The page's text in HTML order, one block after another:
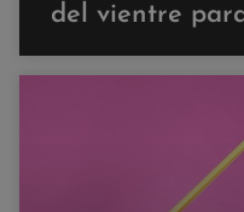
del vientre